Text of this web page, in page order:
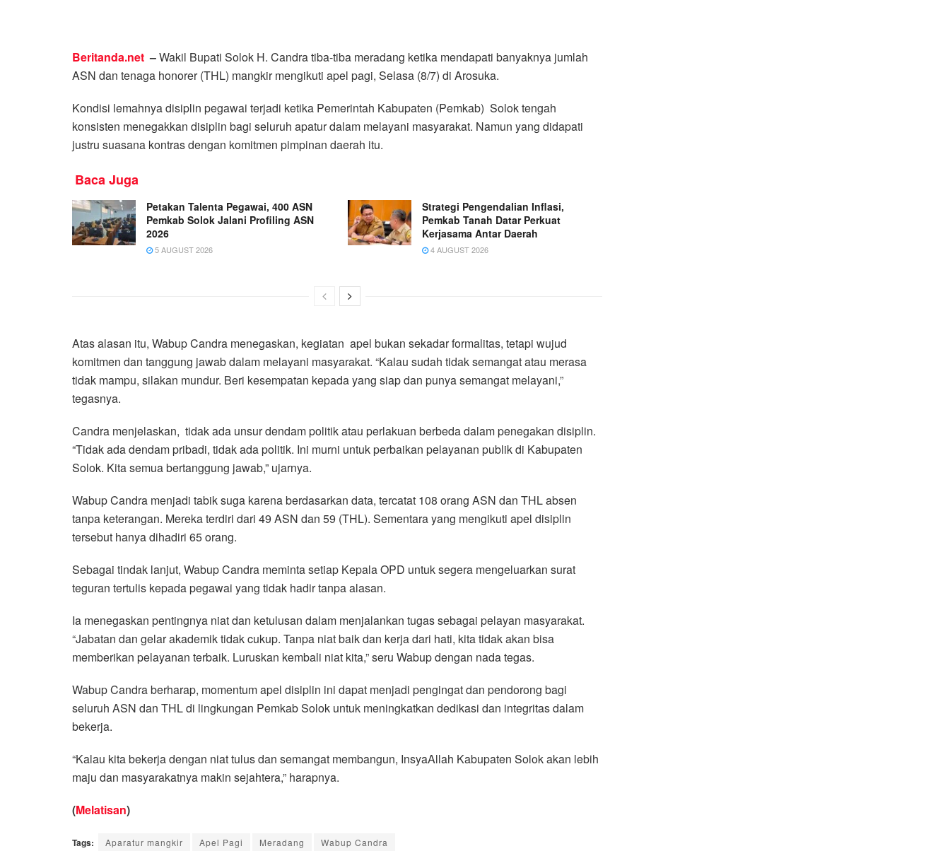
Beritanda.net –Wakil Bupati Solok H. Candra tiba-tiba meradang ketika mendapati banyaknya jumlah
ASN dan tenaga honorer (THL) mangkir mengikuti apel pagi, Selasa (8/7) di Arosuka.
Kondisi lemahnya disiplin pegawai terjadi ketika Pemerintah Kabupaten (Pemkab) Solok tengah
konsisten menegakkan disiplin bagi seluruh apatur dalam melayani masyarakat. Namun yang didapati
justru suasana kontras dengan komitmen pimpinan daerah itu.
Baca Juga
Petakan Talenta Pegawai, 400 ASN
Pemkab Solok Jalani Profiling ASN
2026
5 AUGUST 2026
Strategi Pengendalian Inflasi,
Pemkab Tanah Datar Perkuat
Kerjasama Antar Daerah
4 AUGUST 2026
Atas alasan itu, Wabup Candra menegaskan, kegiatan apel bukan sekadar formalitas, tetapi wujud
komitmen dan tanggung jawab dalam melayani masyarakat. “Kalau sudah tidak semangat atau merasa
tidak mampu, silakan mundur. Beri kesempatan kepada yang siap dan punya semangat melayani,”
tegasnya.
Candra menjelaskan, tidak ada unsur dendam politik atau perlakuan berbeda dalam penegakan disiplin.
“Tidak ada dendam pribadi, tidak ada politik. Ini murni untuk perbaikan pelayanan publik di Kabupaten
Solok. Kita semua bertanggung jawab,” ujarnya.
Wabup Candra menjadi tabik suga karena berdasarkan data, tercatat 108 orang ASN dan THL absen
tanpa keterangan. Mereka terdiri dari 49 ASN dan 59 (THL). Sementara yang mengikuti apel disiplin
tersebut hanya dihadiri 65 orang.
Sebagai tindak lanjut, Wabup Candra meminta setiap Kepala OPD untuk segera mengeluarkan surat
teguran tertulis kepada pegawai yang tidak hadir tanpa alasan.
Ia menegaskan pentingnya niat dan ketulusan dalam menjalankan tugas sebagai pelayan masyarakat.
“Jabatan dan gelar akademik tidak cukup. Tanpa niat baik dan kerja dari hati, kita tidak akan bisa
memberikan pelayanan terbaik. Luruskan kembali niat kita,” seru Wabup dengan nada tegas.
Wabup Candra berharap, momentum apel disiplin ini dapat menjadi pengingat dan pendorong bagi
seluruh ASN dan THL di lingkungan Pemkab Solok untuk meningkatkan dedikasi dan integritas dalam
bekerja.
“Kalau kita bekerja dengan niat tulus dan semangat membangun, InsyaAllah Kabupaten Solok akan lebih
maju dan masyarakatnya makin sejahtera,” harapnya.
(Melatisan)
Tags: Aparatur mangkir Apel Pagi Meradang Wabup Candra